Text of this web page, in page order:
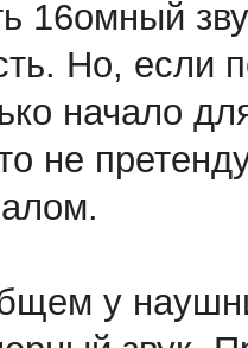
16омный
Но, если
начало
не
у